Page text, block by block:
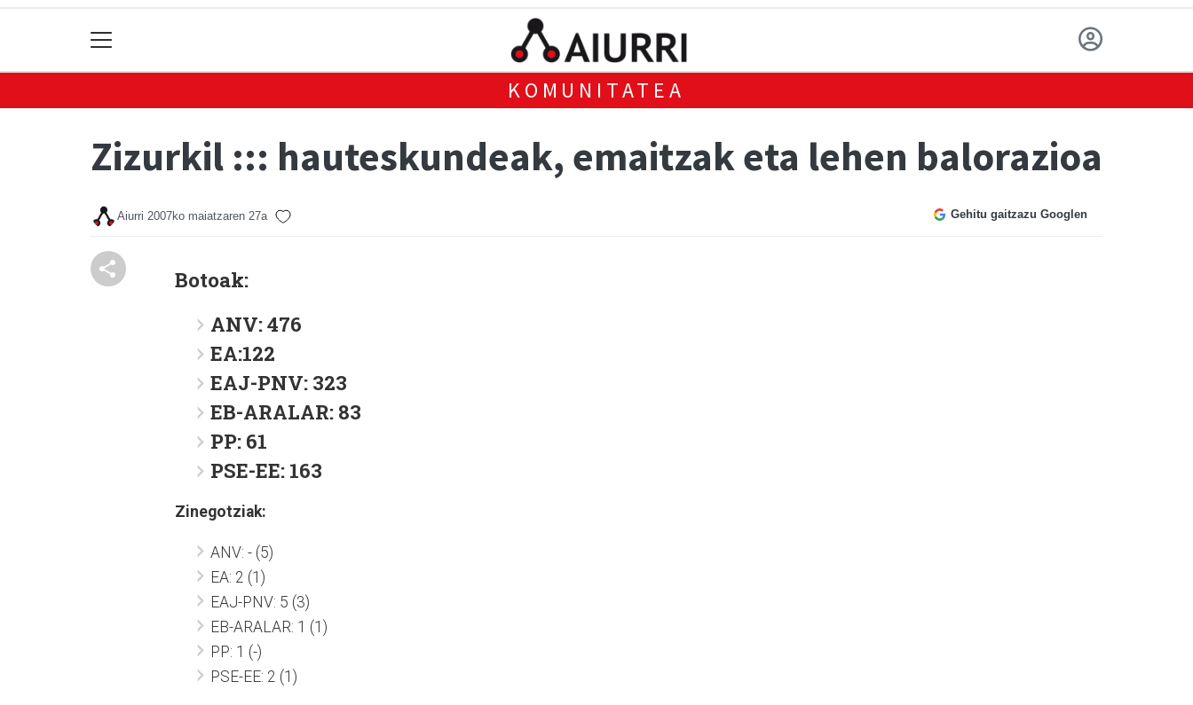
KOMUNITATEA
Zizurkil ::: hauteskundeak, emaitzak eta lehen balorazioa
Aiurri 2007ko maiatzaren 27a Gehitu gaitzazu Googlen
Botoak:
ANV: 476
EA:122
EAJ-PNV: 323
EB-ARALAR: 83
PP: 61
PSE-EE: 163
Zinegotziak:
ANV: - (5)
EA: 2 (1)
EAJ-PNV: 5 (3)
EB-ARALAR: 1 (1)
PP: 1 (-)
PSE-EE: 2 (1)